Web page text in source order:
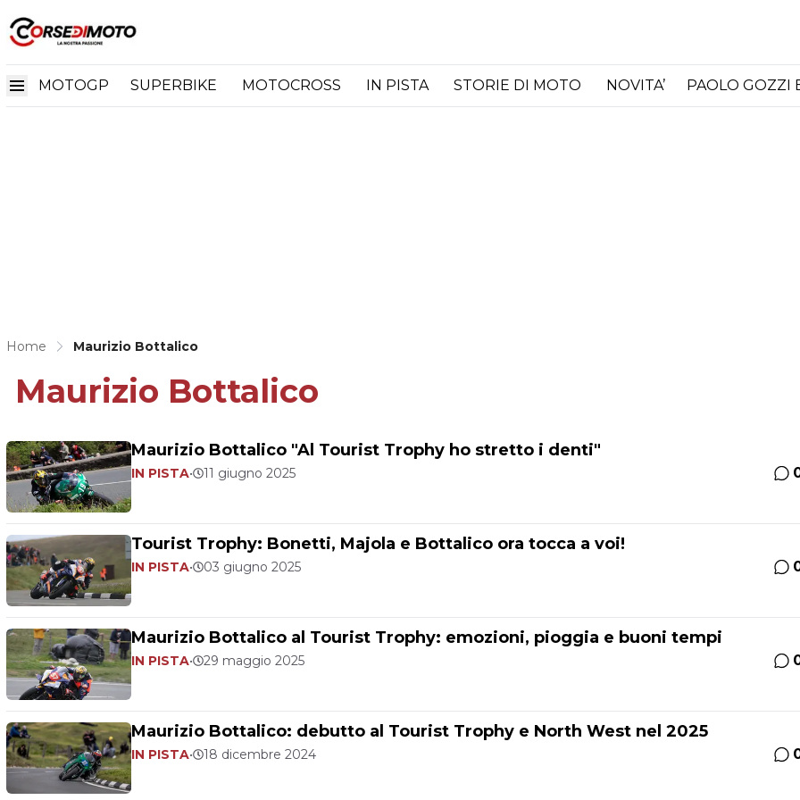
MOTOGP SUPERBIKE MOTOCROSS IN PISTA STORIE DI MOTO NOVITA’ PAOLO GOZZI
Home Maurizio Bottalico
Maurizio Bottalico
Maurizio Bottalico "Al Tourist Trophy ho stretto i denti"
IN PISTA• 11 giugno 2025
Tourist Trophy: Bonetti, Majola e Bottalico ora tocca a voi!
IN PISTA• 03 giugno 2025
Maurizio Bottalico al Tourist Trophy: emozioni, pioggia e buoni tempi
IN PISTA• 29 maggio 2025
Maurizio Bottalico: debutto al Tourist Trophy e North West nel 2025
IN PISTA• 18 dicembre 2024